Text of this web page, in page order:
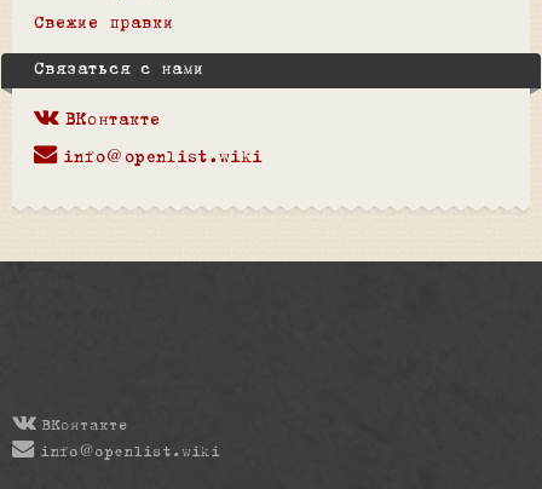
Свежие правки
Связаться с нами
ВКонтакте
info@openlist.wiki
ВКонтакте
info@openlist.wiki